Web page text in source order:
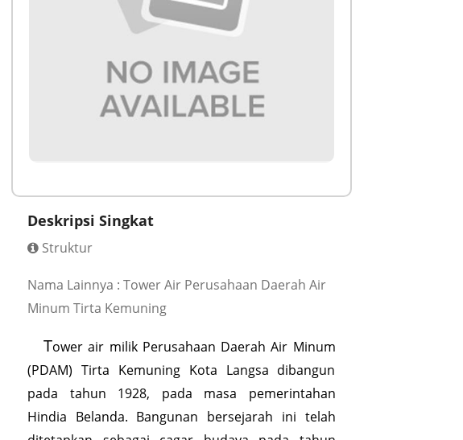
Deskripsi Singkat
Struktur
Nama Lainnya : Tower Air Perusahaan Daerah Air
Minum Tirta Kemuning
Tower air milik Perusahaan Daerah Air Minum
(PDAM) Tirta Kemuning Kota Langsa dibangun
pada tahun 1928, pada masa pemerintahan
Hindia Belanda. Bangunan bersejarah ini telah